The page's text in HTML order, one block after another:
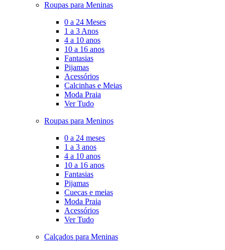
Roupas para Meninas
0 a 24 Meses
1 a 3 Anos
4 a 10 anos
10 a 16 anos
Fantasias
Pijamas
Acessórios
Calcinhas e Meias
Moda Praia
Ver Tudo
Roupas para Meninos
0 a 24 meses
1 a 3 anos
4 a 10 anos
10 a 16 anos
Fantasias
Pijamas
Cuecas e meias
Moda Praia
Acessórios
Ver Tudo
Calçados para Meninas